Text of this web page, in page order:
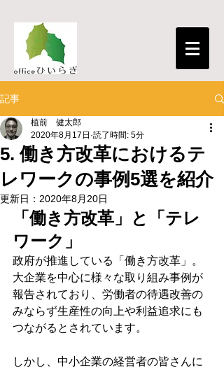
記事
5. 働き方改革におけるテ
レワークの事例5選を紹介
植前 健太郎
2020年8月17日 読了時間: 5分
更新日： 2020年8月20日
「働き方改革」と「テレ
ワーク」
政府が推進している「働き方改革」。
大企業を中心に様々な取り組み事例が
報告されており、労働者の待遇改善の
みならず生産性の向上や利益追求にも
つながるとされています。
しかし、中小企業の経営者の皆さんに